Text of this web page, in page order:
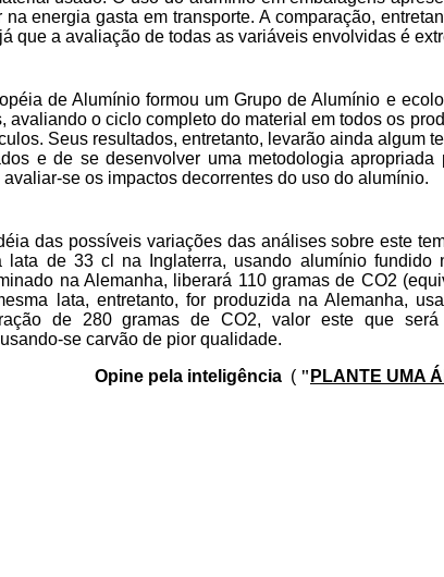
energia gasta em transporte. A comparação,
que a avaliação de todas as variáveis envolvidas é
de Alumínio formou um Grupo de Alumínio e
avaliando o ciclo completo do material em todos os
Seus resultados, entretanto, levarão ainda algum
e de se desenvolver uma metodologia
se os impactos decorrentes do uso do alumínio.
das possíveis variações das análises sobre este
lata de 33 cl na Inglaterra, usando alumínio
na Alemanha, liberará 110 gramas de CO2
lata, entretanto, for produzida na Alemanha,
de 280 gramas de CO2, valor este que
se carvão de pior qualidade.
Opine pela inteligência ( " PLANTE UMA